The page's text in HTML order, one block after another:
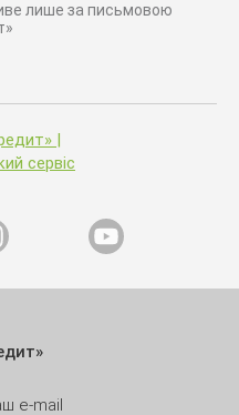
лише за письмовою
e-mail